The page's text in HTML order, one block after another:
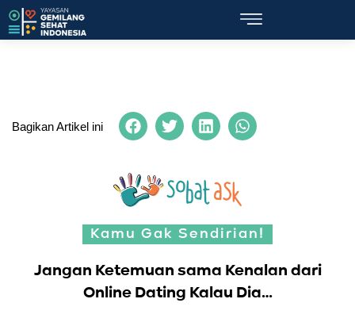
Bagikan Artikel ini
Kamu Gak Sendirian!
Jangan Ketemuan sama Kenalan dari
Online Dating Kalau Dia…